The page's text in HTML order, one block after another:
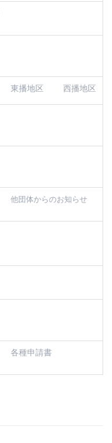
東播地区 西播地区
他団体からのお知らせ
各種申請書